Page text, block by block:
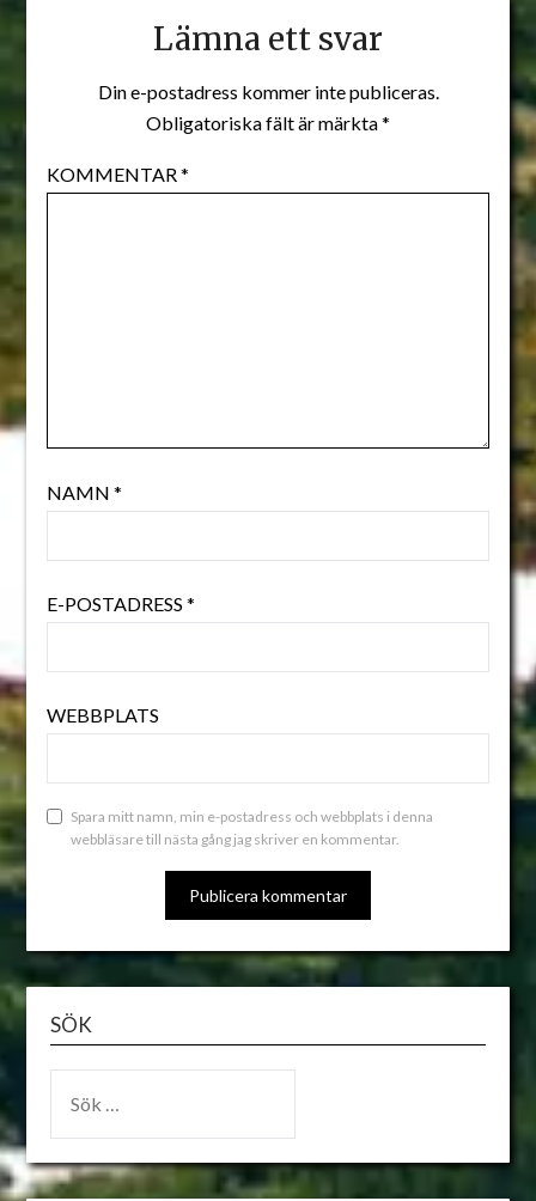
Lämna ett svar
Din e-postadress kommer inte publiceras.
Obligatoriska fält är märkta*
KOMMENTAR*
NAMN *
E-POSTADRESS *
WEBBPLATS
Spara mitt namn, min e-postadress och webbplats i denna
webbläsare till nästa gång jag skriver en kommentar.
ALTERNATIVE:
SÖK